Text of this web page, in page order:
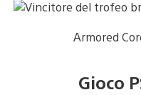
Armored
Gioco